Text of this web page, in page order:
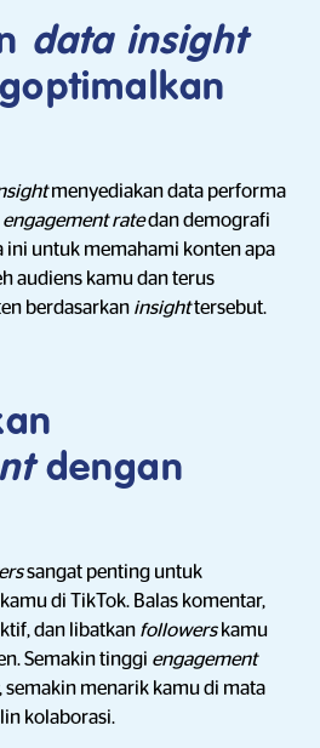
data insight
menyediakan data performa
engagement ratedan demografi
ini untuk memahami konten apa
audiens kamu dan terus
berdasarkan insighttersebut.
dengan
sangat penting untuk
di TikTok. Balas komentar,
dan libatkan followerskamu
Semakin tinggi engagement
, semakin menarik kamu di mata
kolaborasi.